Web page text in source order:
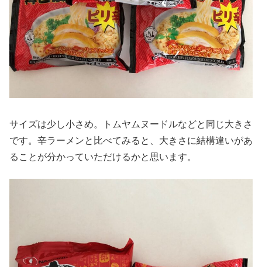
サイズは少し小さめ。トムヤムヌードルなどと同じ大きさ
です。辛ラーメンと比べてみると、大きさに結構違いがあ
ることが分かっていただけるかと思います。